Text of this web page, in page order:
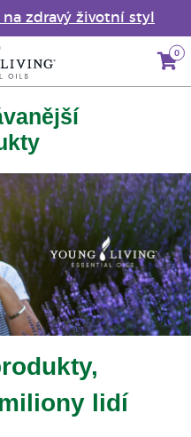
zdravý životní styl
0
lidí